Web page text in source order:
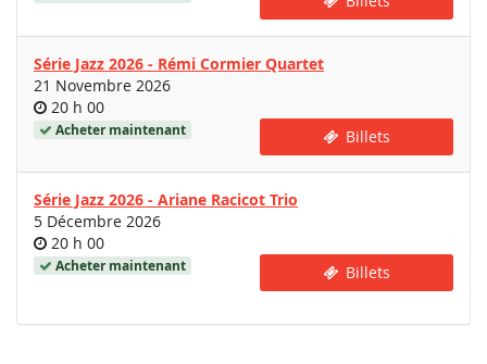
journée
Série Jazz 2026 - Rémi Cormier Quartet
21 Novembre 2026
Heure
de
journée
20 h 00
Acheter maintenant Billets
Série Jazz 2026 - Ariane Racicot Trio
5 Décembre 2026
Heure
de
20 h 00
Acheter maintenant Billets